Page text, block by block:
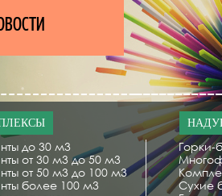
до 30 м3
от 30 м3 до 50 м3
от 50 м3 до 100 м3
более 100 м3
Горки-
Сухие